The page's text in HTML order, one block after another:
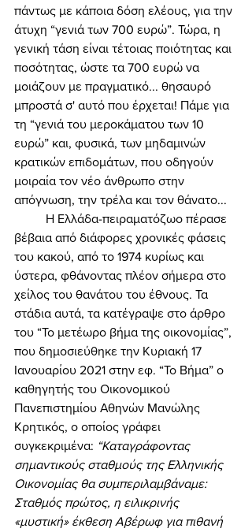
πάντως με κάποια δόση ελέους, για την
άτυχη “γενιά των 700 ευρώ”. Τώρα, η
γενική τάση είναι τέτοιας ποιότητας και
ποσότητας, ώστε τα 700 ευρώ να
μοιάζουν με πραγματικό... θησαυρό
μπροστά σ' αυτό που έρχεται! Πάμε για
τη “γενιά του μεροκάματου των 10
ευρώ” και, φυσικά, των μηδαμινών
κρατικών επιδομάτων, που οδηγούν
μοιραία τον νέο άνθρωπο στην
απόγνωση, την τρέλα και τον θάνατο...
βέβαια από διάφορες χρονικές φάσεις
του κακού, από το 1974 κυρίως και
ύστερα, φθάνοντας πλέον σήμερα στο
χείλος του θανάτου του έθνους. Τα
στάδια αυτά, τα κατέγραψε στο άρθρο
του “Το μετέωρο βήμα της οικονομίας”,
που δημοσιεύθηκε την Κυριακή 17
Ιανουαρίου 2021 στην εφ. “Το Βήμα” ο
καθηγητής του Οικονομικού
Πανεπιστημίου Αθηνών Μανώλης
Κρητικός, ο οποίος γράφει
συγκεκριμένα: “Καταγράφοντας
σημαντικούς σταθμούς της Ελληνικής
Οικονομίας θα συμπεριλαμβάναμε:
Σταθμός πρώτος, η ειλικρινής
«μυστική» έκθεση Αβέρωφ για πιθανή